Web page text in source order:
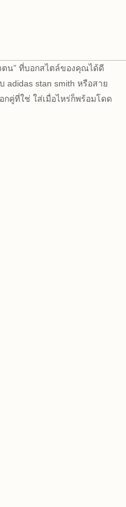
ตน” ที่บอกสไตล์ของคุณได้ดี
stan smith หรือสาย
กคู่ที่ใช่ ใส่เมื่อไหร่ก็พร้อมโดด